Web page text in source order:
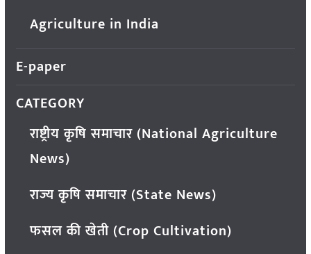
Agriculture in India
E-paper
CATEGORY
राष्ट्रीय कृषि समाचार (National Agriculture
News)
राज्य कृषि समाचार (State News)
फसल की खेती (Crop Cultivation)